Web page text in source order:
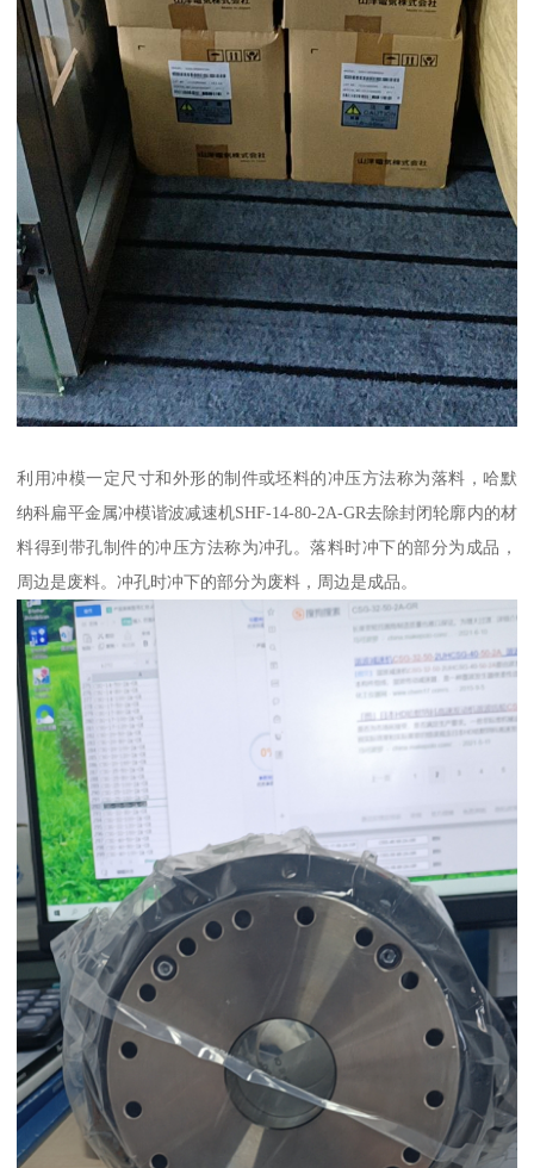
利用冲模一定尺寸和外形的制件或坯料的冲压方法称为落料，哈默
纳科扁平金属冲模谐波减速机SHF-14-80-2A-GR去除封闭轮廓内的材
料得到带孔制件的冲压方法称为冲孔。落料时冲下的部分为成品，
周边是废料。冲孔时冲下的部分为废料，周边是成品。